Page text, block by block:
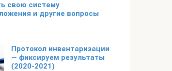
свою систему
и другие вопросы
Протокол инвентаризации
— фиксируем результаты
(2020-2021)